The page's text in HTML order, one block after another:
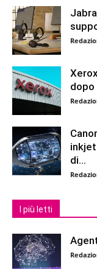
dopo
di...
I più letti